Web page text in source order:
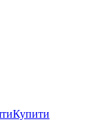
Купити